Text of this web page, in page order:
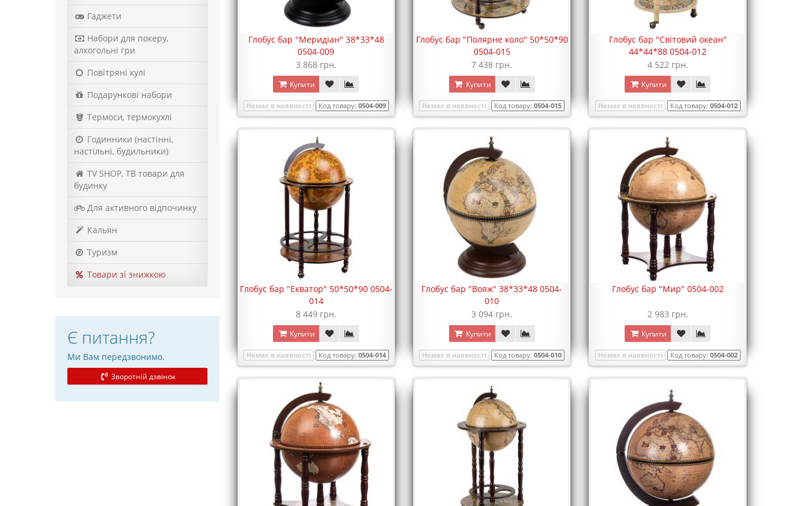
Гаджети
Набори для покеру,
алкогольні гри
Повітряні кулі
Подарункові набори
Термоси, термокухлі
Годинники (настінні,
настільні, будильники)
TV SHOP, ТВ товари для
будинку
Для активного відпочинку
Кальян
Туризм
Товари зі знижкою
Є питання?
Ми Вам передзвонимо.
Зворотній дзвінок
Глобус бар "Меридіан" 38*33*48
0504-009
3 868 грн.
Купити
Немає в наявності Код товару: 0504-009
Глобус бар "Полярне коло" 50*50*90
0504-015
7 438 грн.
Купити
Немає в наявності Код товару:0504-015
Глобус бар "Світовий океан"
44*44*88 0504-012
4 522 грн.
Купити
Немає в наявності Код товару: 0504-012
Глобус бар "Екватор" 50*50*90 0504-
014
8 449 грн.
Купити
Немає в наявності Код товару: 0504-014
Глобус бар "Вояж" 38*33*48 0504-
010
3 094 грн.
Купити
Немає в наявності Код товару:0504-010
Глобус бар "Мир" 0504-002
2 983 грн.
Купити
Немає в наявності Код товару: 0504-002